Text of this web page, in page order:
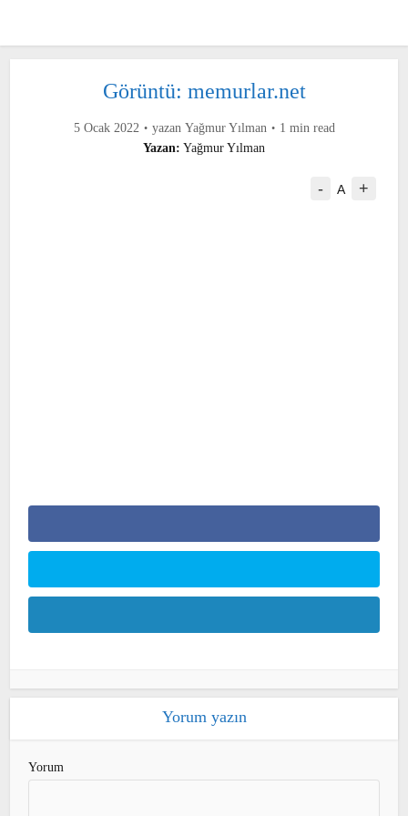
Görüntü: memurlar.net
5 Ocak 2022 yazan Yağmur Yılman
1 min read
Yazan: Yağmur Yılman
- A +
Yorum yazın
Yorum